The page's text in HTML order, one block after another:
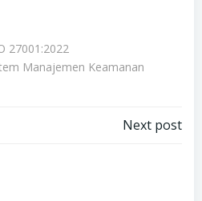
27001:2022
Manajemen Keamanan
Next post